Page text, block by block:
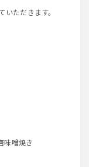
ただきます。
味噌焼き